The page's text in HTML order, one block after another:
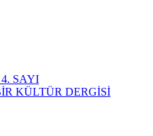
SAYI
KÜLTÜR DERGİSİ